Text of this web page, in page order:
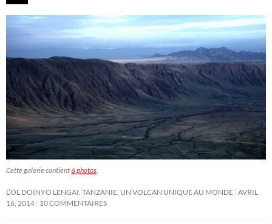
Cette galerie contient6 photos
L’OL DOINYO LENGAI, TANZANIE, UN VOLCAN UNIQUE AU MONDE AVRIL
16, 2014 10 COMMENTAIRES